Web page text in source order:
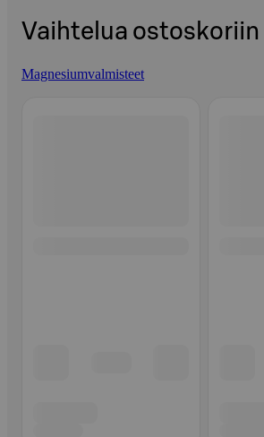
Vaihtelua ostoskoriin
Magnesiumvalmisteet